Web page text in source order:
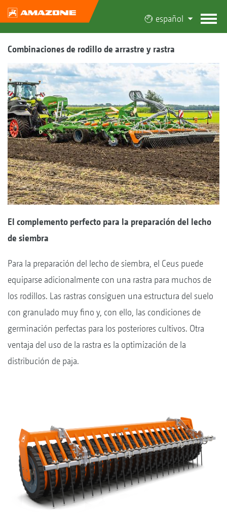
español
Combinaciones de rodillo de arrastre y rastra
El complemento perfecto para la preparación del lecho
de siembra
Para la preparación del lecho de siembra, el Ceus puede
equiparse adicionalmente con una rastra para muchos de
los rodillos. Las rastras consiguen una estructura del suelo
con granulado muy fino y, con ello, las condiciones de
germinación perfectas para los posteriores cultivos. Otra
ventaja del uso de la rastra es la optimización de la
distribución de paja.